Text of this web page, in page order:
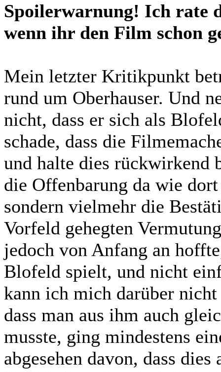
Spoilerwarnung! Ich rate
wenn ihr den Film schon
Mein letzter Kritikpunkt
rund um Oberhauser. Und
nicht, dass er sich als
schade, dass die
und halte dies rückwirkend
die Offenbarung da wie
sondern vielmehr die
Vorfeld gehegten
jedoch von Anfang an
Blofeld spielt, und nicht
kann ich mich darüber
dass man aus ihm auch
musste, ging mindestens
abgesehen davon, dass